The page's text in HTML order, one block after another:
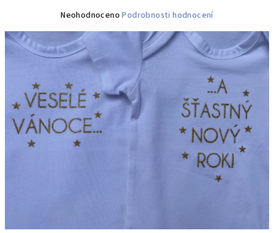
Průměrné
produktu
je
0,0
hvězdiček.
Neohodnoceno Podrobnosti hodnocení